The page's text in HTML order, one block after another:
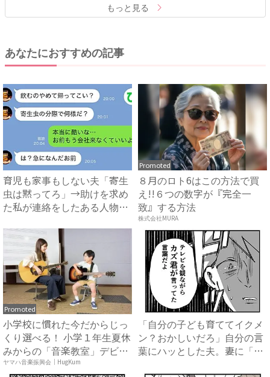
もっと見る
あなたにおすすめの記事
育児も家事もしない夫「寄生
虫は黙ってろ」→助けを求め
た私が連絡をしたある人物と
Promoted
８月のロト6はこの方法で買
え!!６つの数字が『完全一
致』する方法
株式会社MURA
Promoted
小学校に慣れた今だからじっ
くり選べる！ 小学１年生夏休
みからの「音楽教室」デビ
ュ...
ヤマハ音楽振興会｜HugKum
「自分の子ども育ててイクメ
ン？おかしいだろ」自分の言
葉にハッとした夫。妻に「違